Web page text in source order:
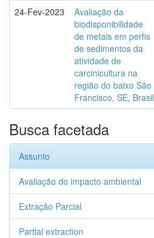
24-Fev-2023
Avaliação da
biodisponibilidade
de metais em perfis
de sedimentos da
atividade de
carcinicultura na
região do baixo São
Francisco, SE, Brasil
Busca facetada
Assunto
Avaliação do impacto ambiental
Extração Parcial
Partial extraction